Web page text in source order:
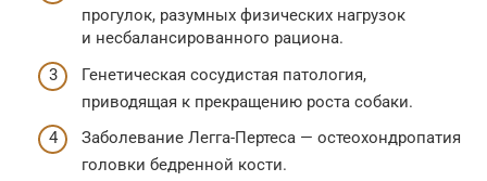
прогулок, разумных физических нагрузок
и несбалансированного рациона.
Генетическая сосудистая патология,
приводящая к прекращению роста собаки.
Заболевание Легга-Пертеса — остеохондропатия
головки бедренной кости.